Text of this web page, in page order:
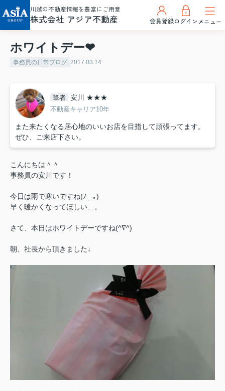
川越の不動産情報を豊富にご用意
株式会社 アジア不動産 会員登録ログインメニュー
ホワイトデー❤
事務員の日常ブログ 2017.03.14
筆者 安川 ★★★
不動産キャリア10年
また来たくなる居心地のいいお店を目指して頑張ってます。
ぜひ、ご来店下さい。
こんにちは＾＾
事務員の安川です！
今日は雨で寒いですね(ﾉ_-｡)
早く暖かくなってほしい…。
さて、本日はホワイトデーですね(^∇^)
朝、社長から頂きました↓